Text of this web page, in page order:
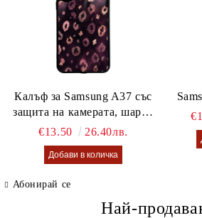
Калъф за Samsung A37 със
защита на камерата, шарен
калъф Lusi case
€13.50 26.40лв.
Абонирай се
Най-